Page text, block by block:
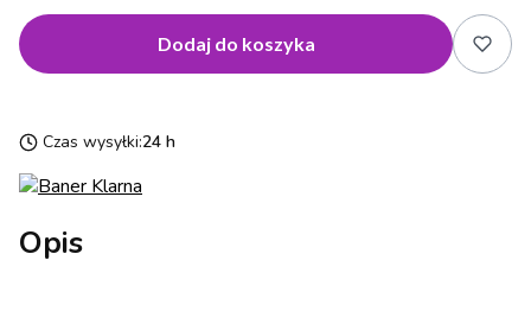
Dodaj do koszyka
Czas wysyłki:24 h
Opis